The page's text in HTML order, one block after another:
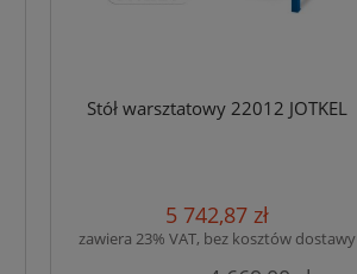
Stół warsztatowy 22012 JOTKEL
5 742,87 zł
zawiera 23% VAT, bez kosztów dostawy